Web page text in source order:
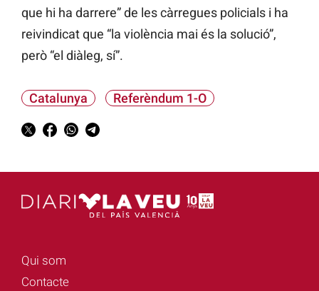
que hi ha darrere” de les càrregues policials i ha
reivindicat que “la violència mai és la solució”,
però “el diàleg, sí”.
Catalunya Referèndum 1-O
Qui som
Contacte